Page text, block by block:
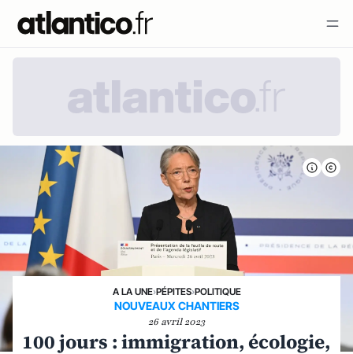
A LA UNE›PÉPITES›POLITIQUE
NOUVEAUX CHANTIERS
26 avril 2023
100 jours : immigration, écologie,